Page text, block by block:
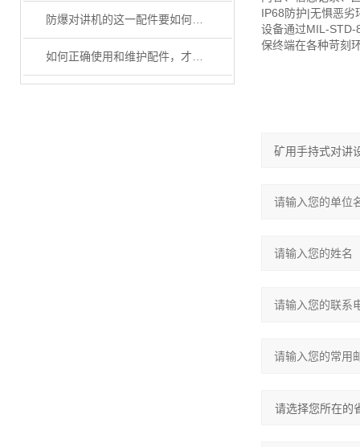
防爆对讲机的这一配件要如何正确使用和维护
IP68防护|无惧恶劣
设备通过MIL-STD-
保终端在各种苛刻